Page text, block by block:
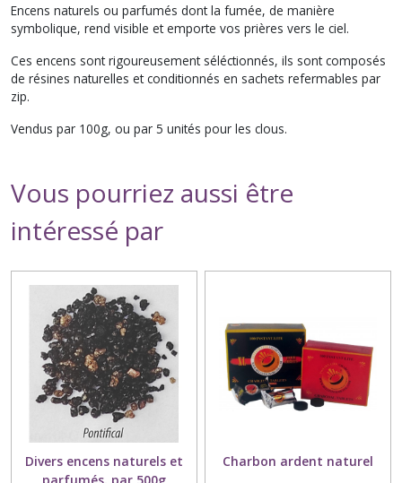
Encens naturels ou parfumés dont la fumée, de manière
symbolique, rend visible et emporte vos prières vers le ciel.
Ces encens sont rigoureusement séléctionnés, ils sont composés
de résines naturelles et conditionnés en sachets refermables par
zip.
Vendus par 100g, ou par 5 unités pour les clous.
Vous pourriez aussi être
intéressé par
Divers encens naturels et
parfumés, par 500g
Charbon ardent naturel